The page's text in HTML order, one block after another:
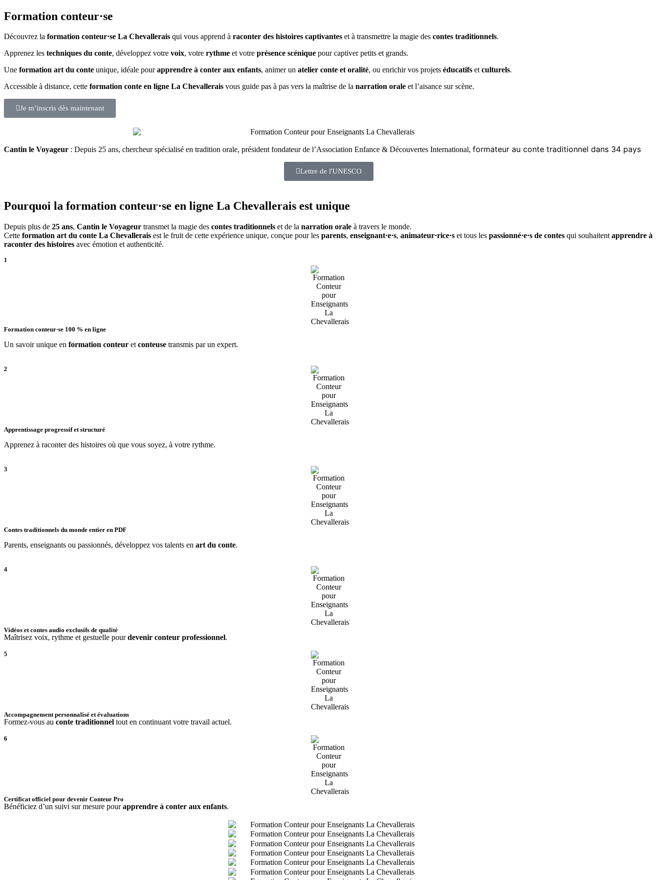
Formation conteur·se
Découvrez la formation conteur·se La Chevallerais qui vous apprend à raconter des histoires captivantes et à transmettre la magie des contes traditionnels.
Apprenez les techniques du conte, développez votre voix, votre rythme et votre présence scénique pour captiver petits et grands.
Une formation art du conte unique, idéale pourapprendre à conter aux enfants, animer un atelier conte et oralité, ou enrichir vos projets éducatifs etculturels.
Accessible à distance, cette formation conte en ligne La Chevallerais vous guide pas à pas vers la maîtrise de la narration orale et l’aisance sur scène.
Je m’inscris dès maintenant
Cantin le Voyageur : Depuis 25 ans, chercheur spécialisé en tradition orale, président fondateur de l’Association Enfance & Découvertes International, formateur au conte traditionnel dans 34 pays
Lettre de l'UNESCO
Pourquoi la formation conteur·se en ligne La Chevallerais est unique
Depuis plus de 25 ans, Cantin le Voyageur transmet la magie des contes traditionnels et de la narration orale à travers le monde.
Cette formation art du conte La Chevallerais est le fruit de cette expérience unique, conçue pour les parents, enseignant·e·s, animateur·rice·s et tous les passionné·e·s de contes qui souhaitent apprendre à
raconter des histoires avec émotion et authenticité.
1
Formation conteur·se 100 % en ligne
Un savoir unique en formation conteur et conteuse transmis par un expert.
2
Apprentissage progressif et structuré
Apprenez à raconter des histoires où que vous soyez, à votre rythme.
3
Contes traditionnels du monde entier en PDF
Parents, enseignants ou passionnés, développez vos talents en art du conte.
4
Vidéos et contes audio exclusifs de qualité
Maîtrisez voix, rythme et gestuelle pourdevenir conteur professionnel.
5
Accompagnement personnalisé et évaluations
Formez-vous au conte traditionnel tout en continuant votre travail actuel.
6
Certificat officiel pour devenir Conteur Pro
Bénéficiez d’un suivi sur mesure pourapprendre à conter aux enfants.